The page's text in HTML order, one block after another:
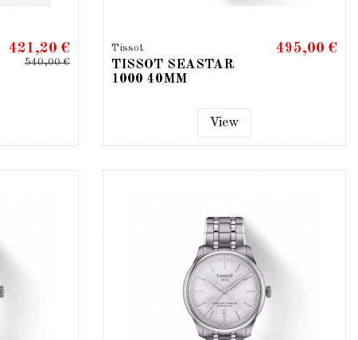
421,20 €
540,00 €
Tissot
TISSOT SEASTAR
1000 40MM
495,00 €
View